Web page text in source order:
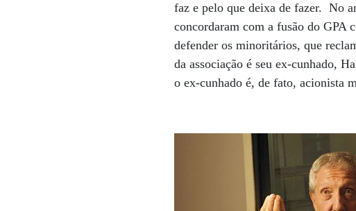
faz e pelo que deixa de fazer. No
concordaram com a fusão do GPA
defender os minoritários, que
da associação é seu ex-cunhado,
o ex-cunhado é, de fato, acionista